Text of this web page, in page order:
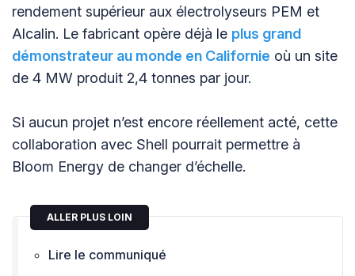
rendement supérieur aux électrolyseurs PEM et
Alcalin. Le fabricant opère déjà le plus grand
démonstrateur au monde en Californie où un site
de 4 MW produit 2,4 tonnes par jour.
Si aucun projet n’est encore réellement acté, cette
collaboration avec Shell pourrait permettre à
Bloom Energy de changer d’échelle.
ALLER PLUS LOIN
Lire le communiqué